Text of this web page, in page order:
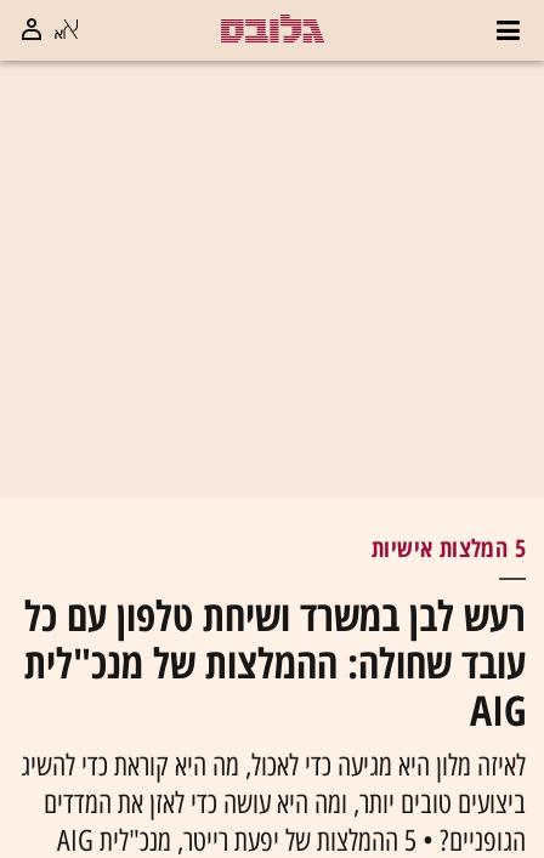
5 המלצות אישיות
רעש לבן במשרד ושיחת טלפון עם כל
עובד שחולה: ההמלצות של מנכ"לית
AIG
לאיזה מלון היא מגיעה כדי לאכול, מה היא קוראת כדי להשיג
ביצועים טובים יותר, ומה היא עושה כדי לאזן את המדדים
הגופניים? • 5 ההמלצות של יפעת רייטר, מנכ"לית AIG